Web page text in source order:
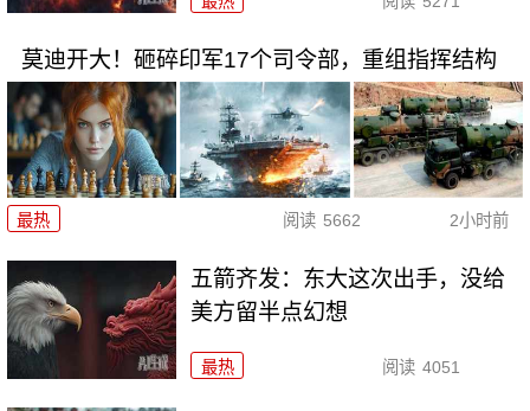
莫迪开大！砸碎印军17个司令部，重组指挥结构
最热 阅读 5662 2小时前
五箭齐发：东大这次出手，没给
美方留半点幻想
最热 阅读 4051